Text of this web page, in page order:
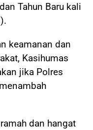
Tahun Baru kali
keamanan dan
Kasihumas
jika Polres
dan hangat